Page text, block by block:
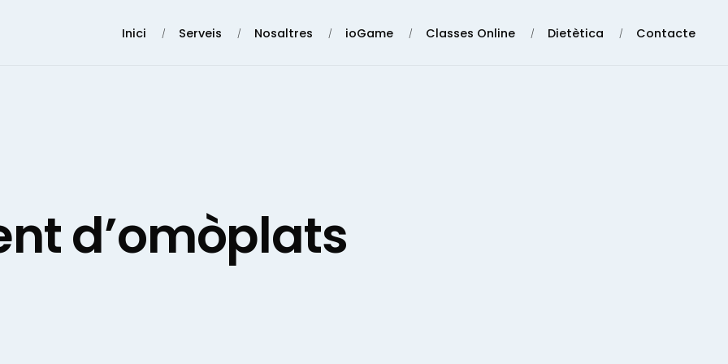
Inici Serveis Nosaltres ioGame Classes Online Dietètica Contacte
d’omòplats